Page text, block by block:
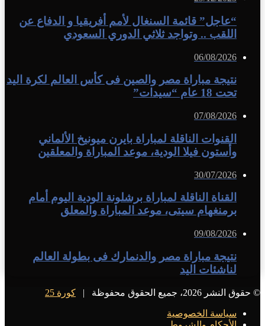
“عاجل” قائمة السنغال لأمم أفريقيا و الدفاع عن
اللقب .. وتواجد ثلاثي الدوري السعودي
06/08/2026
نتيجة مباراة مصر والصين فى كأس العالم لكرة اليد
تحت 18 عام “سيدات”
07/08/2026
القنوات الناقلة لمباراة بايرن ميونيخ الألماني
وأستون فيلا الودية، موعد المباراة والمعلقين
30/07/2026
القناة الناقلة لمباراة برشلونة الودية اليوم أمام
برمنغهام سيتى، موعد المباراة والمعلق
09/08/2026
نتيجة مباراة مصر والدنمارك فى بطولة العالم
لناشئات اليد
© حقوق النشر 2026، جميع الحقوق محفوظة | كورة 25
سياسة الخصوصية